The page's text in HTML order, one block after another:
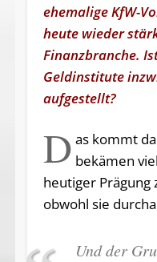
ehemalige KfW-
heute wieder
Finanzbranche.
Geldinstitute
aufgestellt?
D as kommt
bekämen
heutiger
obwohl sie
Und der